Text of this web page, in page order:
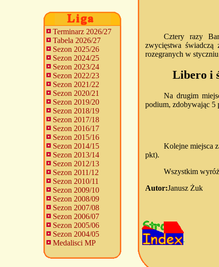
Terminarz 2026/27
Tabela 2026/27
Sezon 2025/26
Sezon 2024/25
Sezon 2023/24
Sezon 2022/23
Sezon 2021/22
Sezon 2020/21
Sezon 2019/20
Sezon 2018/19
Sezon 2017/18
Sezon 2016/17
Sezon 2015/16
Sezon 2014/15
Sezon 2013/14
Sezon 2012/13
Sezon 2011/12
Sezon 2010/11
Sezon 2009/10
Sezon 2008/09
Sezon 2007/08
Sezon 2006/07
Sezon 2005/06
Sezon 2004/05
Medalisci MP
Cztery razy
zwycięstwa świadczą
rozegranych w
Libero i
Na drugim
podium, zdobywając 5
Kolejne miejsca
pkt).
Wszystkim
Autor:Janusz Żuk